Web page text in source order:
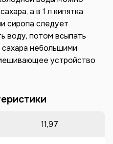
а в 1 л кипятка
сиропа следует
воду, потом всыпать
небольшими
устройство
11,97